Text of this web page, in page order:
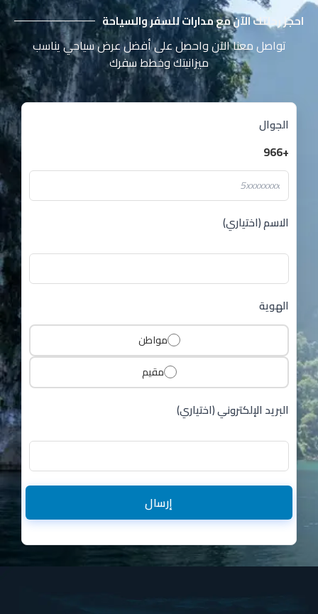
احجز رحلتك الآن مع مدارات للسفر والسياحة
تواصل معنا الآن واحصل على أفضل عرض سياحي يناسب
ميزانيتك وخطط سفرك
الجوال
+966
الاسم (اختياري)
الهوية
مواطن
مقيم
البريد الإلكتروني (اختياري)
إرسال